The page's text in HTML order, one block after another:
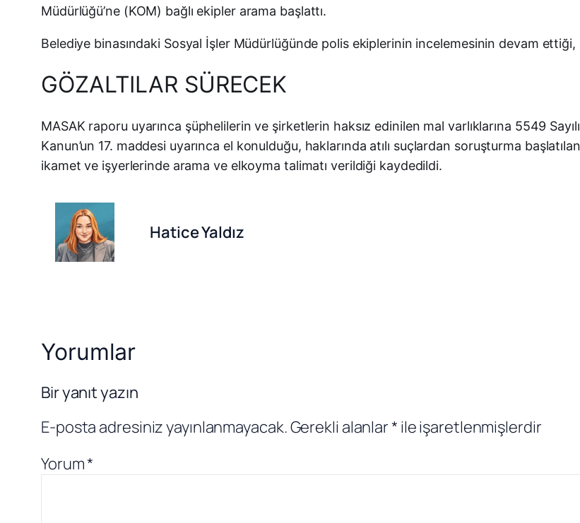
Müdürlüğü’ne (KOM) bağlı ekipler arama başlattı.
Belediye binasındaki Sosyal İşler Müdürlüğünde polis ekiplerinin incelemesinin devam ettiği,
GÖZALTILAR SÜRECEK
MASAK raporu uyarınca şüphelilerin ve şirketlerin haksız edinilen mal varlıklarına 5549
Kanun’un 17. maddesi uyarınca el konulduğu, haklarında atılı suçlardan soruşturma
ikamet ve işyerlerinde arama ve elkoyma talimatı verildiği kaydedildi.
Hatice Yaldız
Yorumlar
Bir yanıt yazın
E-posta adresiniz yayınlanmayacak.Gerekli alanlar* ile işaretlenmişlerdir
Yorum*